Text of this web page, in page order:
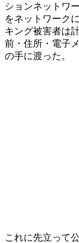
ションネットワ
をネットワーク
キング被害者は
前・住所・電子
の手に渡った。
これに先立って